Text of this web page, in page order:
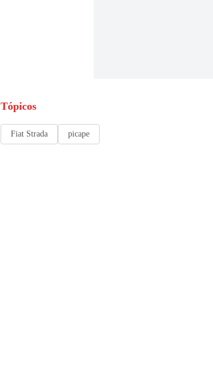
Tópicos
Fiat Strada picape